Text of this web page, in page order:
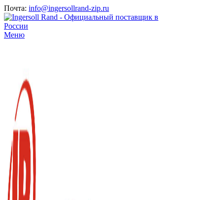
Почта: info@ingersollrand-zip.ru
Меню